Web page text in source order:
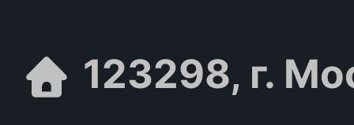
123298, г.